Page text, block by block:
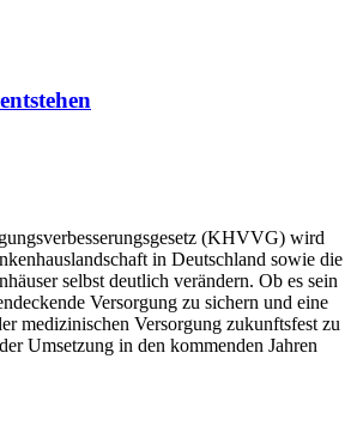
(KHVVG) wird
in Deutschland sowie die
selbst deutlich verändern. Ob es sein
Versorgung zu sichern und eine
medizinischen Versorgung zukunftsfest zu
Umsetzung in den kommenden Jahren